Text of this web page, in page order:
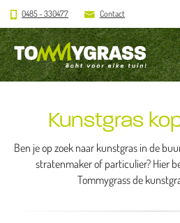
0485 - 330477 Contact
Kunstgras
Ben je op zoek naar kunstgras in de
stratenmaker of particulier? Hier
Tommygrass de